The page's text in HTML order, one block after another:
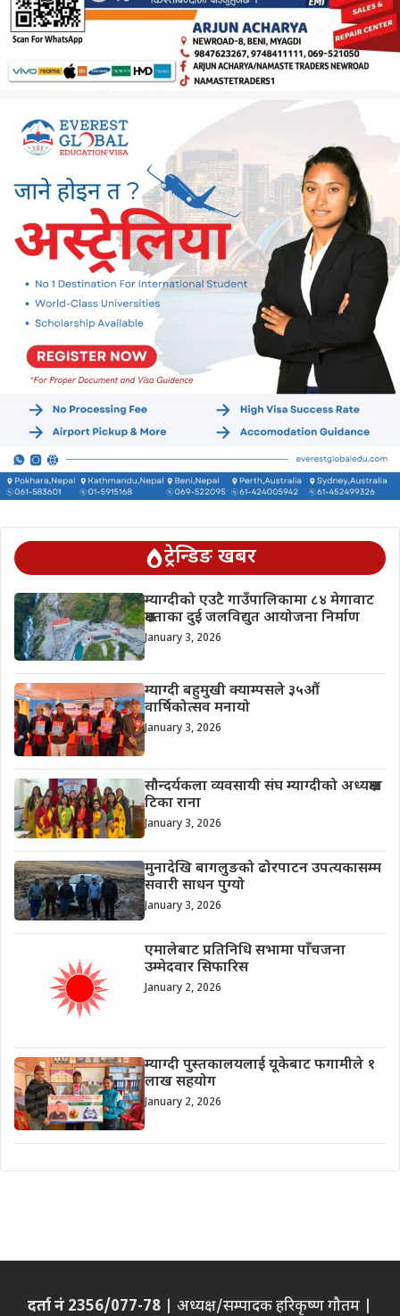
ट्रेन्डिङ खबर
म्याग्दीको एउटै गाउँपालिकामा ८४ मेगावाट
क्षमताका दुई जलविद्युत आयोजना निर्माण
January 3, 2026
म्याग्दी बहुमुखी क्याम्पसले ३५औं
वार्षिकोत्सव मनायो
January 3, 2026
सौन्दर्यकला व्यवसायी संघ म्याग्दीको अध्यक्षमा
टिका राना
January 3, 2026
मुनादेखि बागलुङको ढोरपाटन उपत्यकासम्म
सवारी साधन पुग्यो
January 3, 2026
एमालेबाट प्रतिनिधि सभामा पाँचजना
उम्मेदवार सिफारिस
January 2, 2026
म्याग्दी पुस्तकालयलाई यूकेबाट फगामीले १
लाख सहयोग
January 2, 2026
दर्ता नं 2356/077-78 | अध्यक्ष/सम्पादक हरिकृष्ण गौतम |